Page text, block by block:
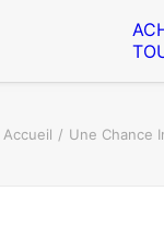
Accueil Une Chance